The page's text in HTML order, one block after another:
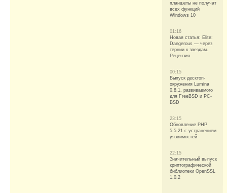
планшеты не получат
всех функций
Windows 10
01:16
Новая статья: Elite:
Dangerous — через
тернии к звездам.
Рецензия
00:15
Выпуск десктоп-
окружения Lumina
0.8.1, развиваемого
для FreeBSD и PC-
BSD
23:15
Обновление PHP
5.5.21 с устранением
уязвимостей
22:15
Значительный выпуск
криптографической
библиотеки OpenSSL
1.0.2